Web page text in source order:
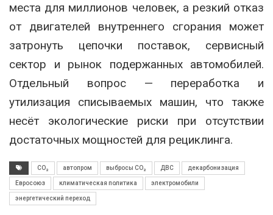
места для миллионов человек, а резкий отказ
от двигателей внутреннего сгорания может
затронуть цепочки поставок, сервисный
сектор и рынок подержанных автомобилей.
Отдельный вопрос — переработка и
утилизация списываемых машин, что также
несёт экологические риски при отсутствии
достаточных мощностей для рециклинга.
CO₂ автопром выбросы CO₂ ДВС декарбонизация
Евросоюз климатическая политика электромобили
энергетический переход